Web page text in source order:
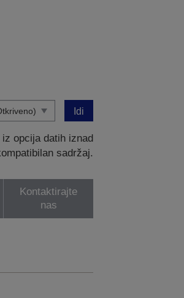
Idi
opcija datih iznad
sadržaj.
Kontaktirajte
nas